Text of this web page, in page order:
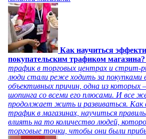
Как научиться
покупательским трафиком магазина?
трафик в торговых центрах и стрит-
люди стали реже ходить за покупками
объективных причин, одна из которых
шопинга со всеми его плюсами. И все
продолжает жить и развиваться. Как
трафик в магазинах, научиться
влиять на то количество людей,
торговые точки, чтобы они были